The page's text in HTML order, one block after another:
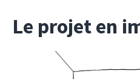
Le projet en